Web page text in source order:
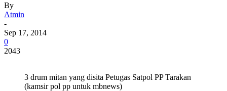
By
Atmin
-
Sep 17, 2014
0
2043
3 drum mitan yang disita Petugas Satpol PP Tarakan
(kamsir pol pp untuk mbnews)